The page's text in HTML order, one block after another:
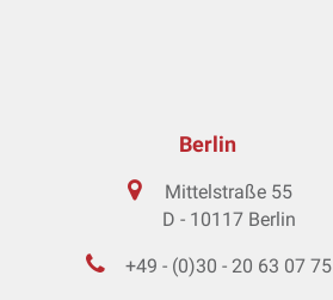
Berlin
Mittelstraße 55
D - 10117 Berlin
+49 - (0)30 - 20 63 07 75